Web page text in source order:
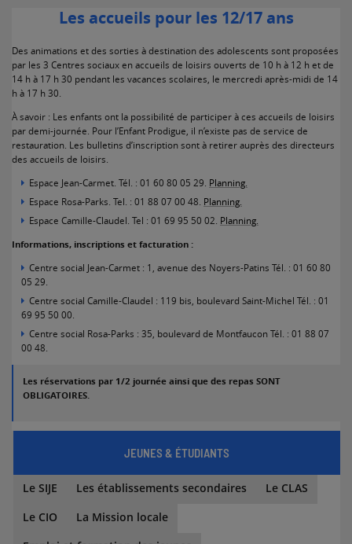
Les accueils pour les 12/17 ans
Des animations et des sorties à destination des adolescents sont proposées
par les 3 Centres sociaux en accueils de loisirs ouverts de 10 h à 12 h et de
14 h à 17 h 30 pendant les vacances scolaires, le mercredi après-midi de 14
h à 17 h 30.
À savoir : Les enfants ont la possibilité de participer à ces accueils de loisirs
par demi-journée. Pour l’Enfant Prodigue, il n’existe pas de service de
restauration. Les bulletins d’inscription sont à retirer auprès des directeurs
des accueils de loisirs.
Espace Jean-Carmet. Tél. : 01 60 80 05 29. Planning.
Espace Rosa-Parks. Tel. : 01 88 07 00 48. Planning.
Espace Camille-Claudel. Tel : 01 69 95 50 02. Planning.
Informations, inscriptions et facturation :
Centre social Jean-Carmet : 1, avenue des Noyers-Patins Tél. : 01 60 80
05 29.
Centre social Camille-Claudel : 119 bis, boulevard Saint-Michel Tél. : 01
69 95 50 00.
Centre social Rosa-Parks : 35, boulevard de Montfaucon Tél. : 01 88 07
00 48.
Les réservations par 1/2 journée ainsi que des repas SONT
OBLIGATOIRES.
JEUNES & ÉTUDIANTS
Le SIJE Les établissements secondaires Le CLAS
Le CIO La Mission locale